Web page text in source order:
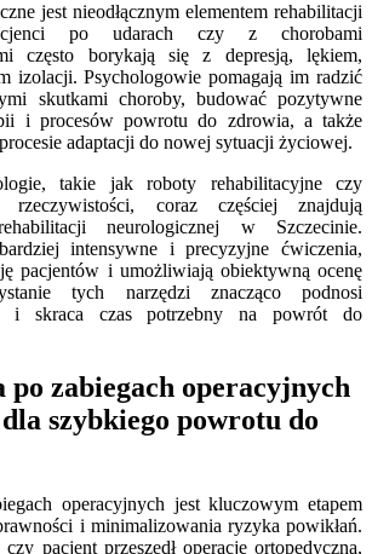
jest nieodłącznym elementem rehabilitacji
po udarach czy z chorobami
często borykają się z depresją, lękiem,
izolacji. Psychologowie pomagają im radzić
skutkami choroby, budować pozytywne
i procesów powrotu do zdrowia, a także
adaptacji do nowej sytuacji życiowej.
takie jak roboty rehabilitacyjne czy
rzeczywistości, coraz częściej znajdują
neurologicznej w Szczecinie.
intensywne i precyzyjne ćwiczenia,
pacjentów i umożliwiają obiektywną ocenę
tych narzędzi znacząco podnosi
i skraca czas potrzebny na powrót do
zabiegach operacyjnych
szybkiego powrotu do
operacyjnych jest kluczowym etapem
i minimalizowania ryzyka powikłań.
pacjent przeszedł operację ortopedyczną,